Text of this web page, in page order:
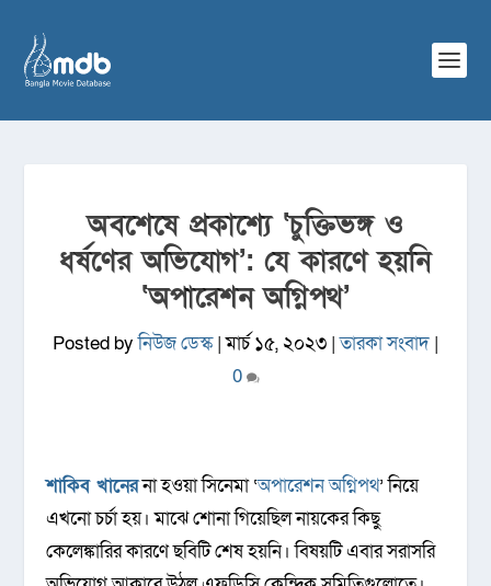
অবশেষে প্রকাশ্যে ‘চুক্তিভঙ্গ ও
ধর্ষণের অভিযোগ’: যে কারণে হয়নি
‘অপারেশন অগ্নিপথ’
Posted byনিউজ ডেস্ক|মার্চ ১৫, ২০২৩ |তারকা সংবাদ |
0
শাকিব খানেরনা হওয়া সিনেমা ‘অপারেশন অগ্নিপথ’ নিয়ে
এখনো চর্চা হয়। মাঝে শোনা গিয়েছিল নায়কের কিছু
কেলেঙ্কারির কারণে ছবিটি শেষ হয়নি। বিষয়টি এবার সরাসরি